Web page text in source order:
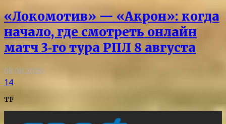
«Локомотив» — «Акрон»: когда
начало, где смотреть онлайн
матч 3‑го тура РПЛ 8 августа
08.08.2026
14
TF